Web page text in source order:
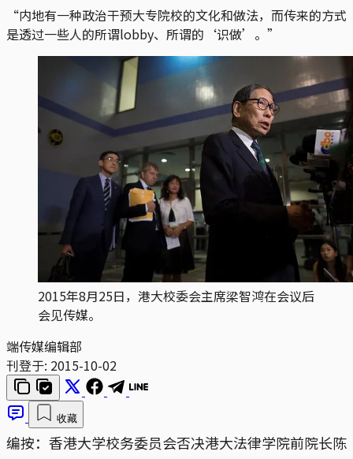
“内地有一种政治干预大专院校的文化和做法，而传来的方式
是透过一些人的所谓lobby、所谓的‘识做’。”
2015年8月25日，港大校委会主席梁智鸿在会议后
会见传媒。
端传媒编辑部
刊登于: 2015-10-02
收藏
编按：香港大学校务委员会否决港大法律学院前院长陈